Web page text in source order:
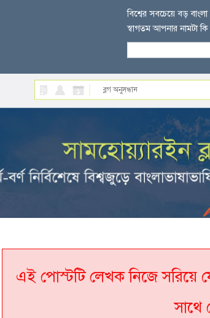
বিশ্বের সবচেয়ে বড়
স্বাগতম আপনার নামটা
এই পোস্টটি লেখক নিজে সরিয়ে